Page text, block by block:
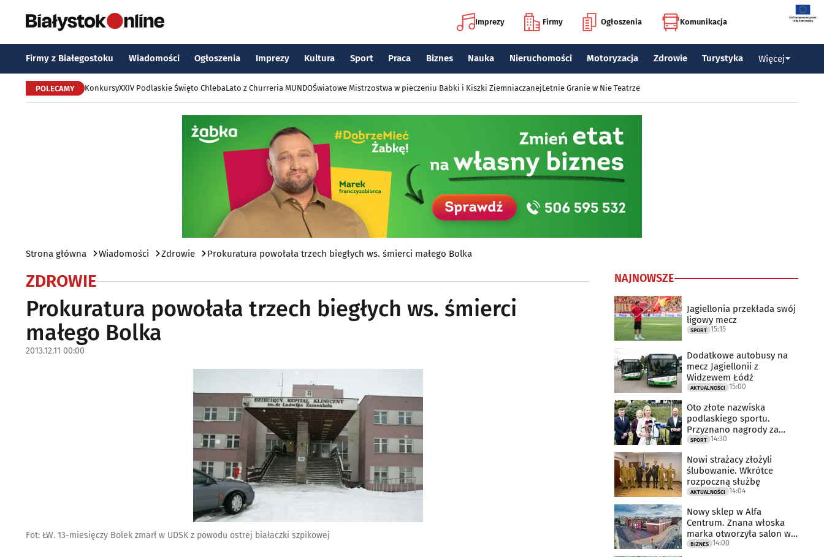
Imprezy Firmy Ogłoszenia Komunikacja
Firmy z Białegostoku Wiadomości Ogłoszenia Imprezy Kultura Sport Praca Biznes Nauka Nieruchomości Motoryzacja Zdrowie Turystyka Więcej
POLECAMY KonkursyXXIV Podlaskie Święto ChlebaLato z Churreria MUNDOŚwiatowe Mistrzostwa w pieczeniu Babki i Kiszki ZiemniaczanejLetnie Granie w Nie Teatrze
Strona główna Wiadomości Zdrowie Prokuratura powołała trzech biegłych ws. śmierci małego Bolka
ZDROWIE
Prokuratura powołała trzech biegłych ws. śmierci
małego Bolka
2013.12.11 00:00
Fot: ŁW. 13-miesięczy Bolek zmarł w UDSK z powodu ostrej białaczki szpikowej
NAJNOWSZE
Jagiellonia przekłada swój
ligowy mecz
SPORT 15:15
Dodatkowe autobusy na
mecz Jagiellonii z
Widzewem Łódź
AKTUALNOŚCI 15:00
Oto złote nazwiska
podlaskiego sportu.
Przyznano nagrody za
2025 rok
SPORT 14:30
Nowi strażacy złożyli
ślubowanie. Wkrótce
rozpoczną służbę
AKTUALNOŚCI 14:04
Nowy sklep w Alfa
Centrum. Znana włoska
marka otworzyła salon w
Białymstoku
BIZNES 14:00